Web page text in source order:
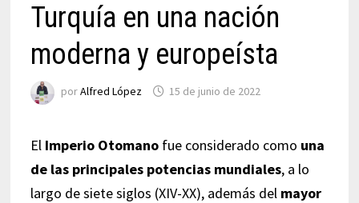
Turquía en una nación
moderna y europeísta
porAlfred López 15 de junio de 2022
El Imperio Otomanofue considerado como una
de las principales potencias mundiales, a lo
largo de siete siglos (XIV-XX), además del mayor